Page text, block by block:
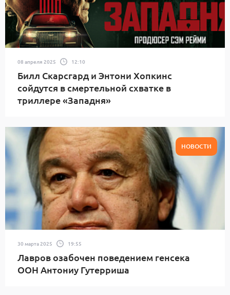
08 апреля 2025 12:10
Билл Скарсгард и Энтони Хопкинс
сойдутся в смертельной схватке в
триллере «Западня»
НОВОСТИ
30 марта 2025 19:55
Лавров озабочен поведением генсека
ООН Антониу Гутерриша